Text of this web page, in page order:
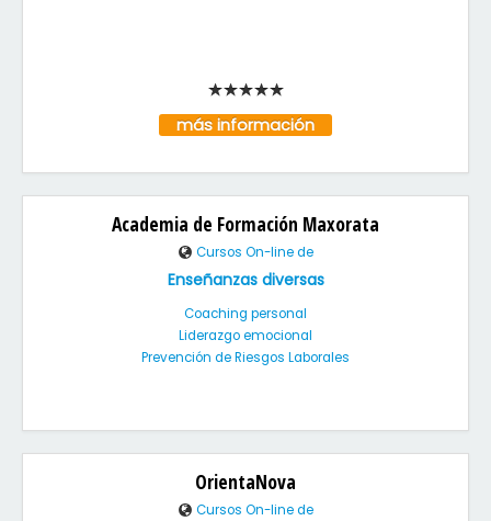
más información
Academia de Formación Maxorata
Cursos On-line de
Enseñanzas diversas
Coaching personal
Liderazgo emocional
Prevención de Riesgos Laborales
OrientaNova
Cursos On-line de